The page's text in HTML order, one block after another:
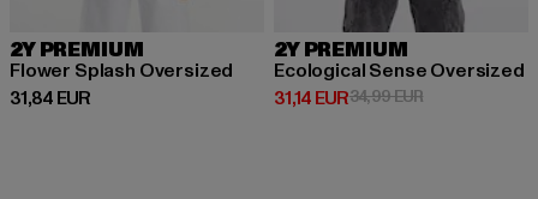
2Y PREMIUM
Flower Splash Oversized
31,84 EUR
Derzeitiger Preis: 31,84 EUR
2Y PREMIUM
Ecological Sense Oversized
31,14 EUR
Derzeitiger Preis: 31,14 EUR
34,99 EURAktionspreis: